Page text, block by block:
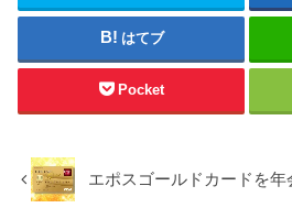
はてブ
Pocket
エポスゴールドカードを